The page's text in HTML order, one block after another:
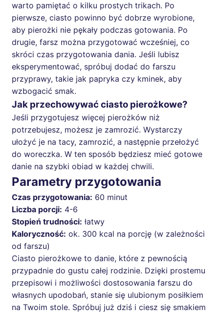
warto pamiętać o kilku prostych trikach. Po
pierwsze, ciasto powinno być dobrze wyrobione,
aby pierożki nie pękały podczas gotowania. Po
drugie, farsz można przygotować wcześniej, co
skróci czas przygotowania dania. Jeśli lubisz
eksperymentować, spróbuj dodać do farszu
przyprawy, takie jak papryka czy kminek, aby
wzbogacić smak.
Jak przechowywać ciasto pierożkowe?
Jeśli przygotujesz więcej pierożków niż
potrzebujesz, możesz je zamrozić. Wystarczy
ułożyć je na tacy, zamrozić, a następnie przełożyć
do woreczka. W ten sposób będziesz mieć gotowe
danie na szybki obiad w każdej chwili.
Parametry przygotowania
Czas przygotowania: 60 minut
Liczba porcji: 4-6
Stopień trudności: łatwy
Kaloryczność: ok. 300 kcal na porcję (w zależności
od farszu)
Ciasto pierożkowe to danie, które z pewnością
przypadnie do gustu całej rodzinie. Dzięki prostemu
przepisowi i możliwości dostosowania farszu do
własnych upodobań, stanie się ulubionym posiłkiem
na Twoim stole. Spróbuj już dziś i ciesz się smakiem